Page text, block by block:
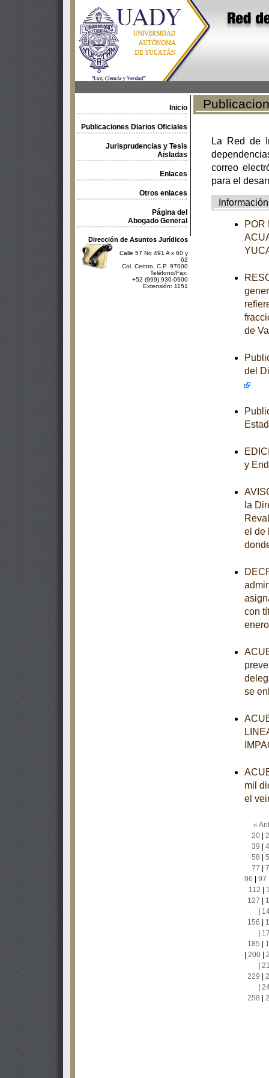
Inicio
Publicaciones Diarios Oficiales
Jurisprudencias y Tesis
Aisladas
Enlaces
Otros enlaces
Página del
Abogado General
Dirección de Asuntos Jurídicos
Calle 57 No 491 A x 60 y
62
Col. Centro, C.P. 97000
Teléfono/Fax:
+52 (999) 930-0900
Extensión: 1151
La Red de
correo
para el
Información
POR
de
del
y
la
el de
con
se
mil
el
«
20|
39
58
77
96
97
112
127
156
185
200|
229
258